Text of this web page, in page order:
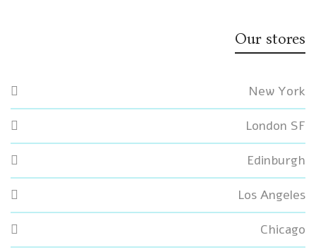
Our stores
New York
London SF
Edinburgh
Los Angeles
Chicago